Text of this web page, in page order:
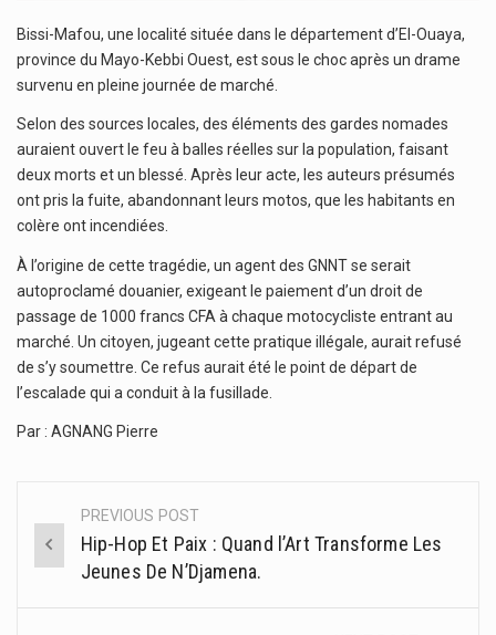
Bissi-Mafou, une localité située dans le département d’El-Ouaya,
province du Mayo-Kebbi Ouest, est sous le choc après un drame
survenu en pleine journée de marché.
Selon des sources locales, des éléments des gardes nomades
auraient ouvert le feu à balles réelles sur la population, faisant
deux morts et un blessé. Après leur acte, les auteurs présumés
ont pris la fuite, abandonnant leurs motos, que les habitants en
colère ont incendiées.
À l’origine de cette tragédie, un agent des GNNT se serait
autoproclamé douanier, exigeant le paiement d’un droit de
passage de 1000 francs CFA à chaque motocycliste entrant au
marché. Un citoyen, jugeant cette pratique illégale, aurait refusé
de s’y soumettre. Ce refus aurait été le point de départ de
l’escalade qui a conduit à la fusillade.
Par : AGNANG Pierre
Post
navigation
PREVIOUS POST
Hip-Hop Et Paix : Quand l’Art Transforme Les
Jeunes De N’Djamena.